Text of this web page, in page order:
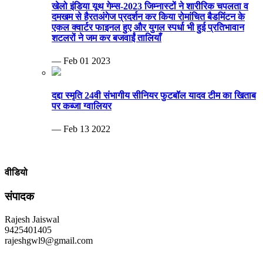
खेलो इंडिया यूथ गेम्स-2023 जिम्नास्टों ने शारीरिक चपलता व
दमखम से हैरतअंगेज प्रदर्शन कर किया रोमांचित बैडमिंटन के
एकल क्वार्टर फाइनल हुए और युगल स्पर्धा भी हुई प्रतिभावान
शटलरों ने जम कर बजवाईं तालियाँ
— Feb 01 2023
दद्दा स्मृति 24वी संभागीय सीनियर फुटबॉल यादव टीम का खिताब
पर कब्जा ग्वालियर
— Feb 13 2022
वीडियो
संपादक
Rajesh Jaiswal
9425401405
rajeshgwl9@gmail.com